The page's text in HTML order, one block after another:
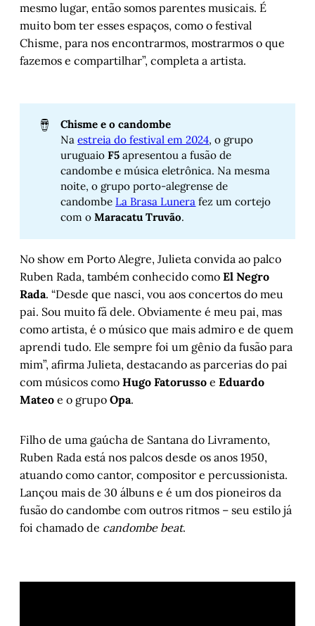
mesmo lugar, então somos parentes musicais. É
muito bom ter esses espaços, como o festival
Chisme, para nos encontrarmos, mostrarmos o que
fazemos e compartilhar”, completa a artista.
🪘
Chisme e o candombe
Naestreia do festival em 2024, o grupo
uruguaioF5 apresentou a fusão de
candombe e música eletrônica. Na mesma
noite, o grupo porto-alegrense de
candombeLa Brasa Lunera fez um cortejo
com oMaracatu Truvão.
No show em Porto Alegre, Julieta convida ao palco
Ruben Rada, também conhecido como El Negro
Rada. “Desde que nasci, vou aos concertos do meu
pai. Sou muito fã dele. Obviamente é meu pai, mas
como artista, é o músico que mais admiro e de quem
aprendi tudo. Ele sempre foi um gênio da fusão para
mim”, afirma Julieta, destacando as parcerias do pai
com músicos como Hugo Fatorusso e Eduardo
Mateo e o grupo Opa.
Filho de uma gaúcha de Santana do Livramento,
Ruben Rada está nos palcos desde os anos 1950,
atuando como cantor, compositor e percussionista.
Lançou mais de 30 álbuns e é um dos pioneiros da
fusão do candombe com outros ritmos – seu estilo já
foi chamado de candombe beat.